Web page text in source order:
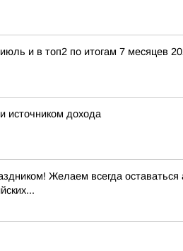
и в топ2 по итогам 7 месяцев
источником дохода
Желаем всегда